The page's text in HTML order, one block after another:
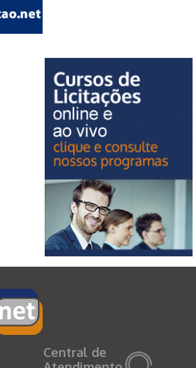
Central de